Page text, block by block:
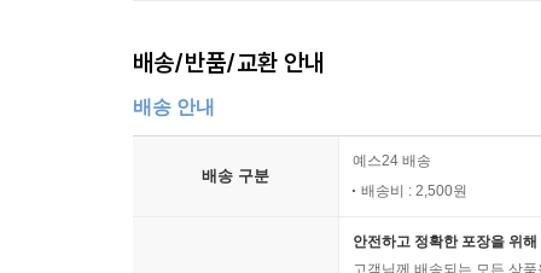
배송/반품/교환 안내
배송 안내
배송 구분
예스24 배송
배송비 : 2,500원
안전하고 정확한 포장을 위
고객님께 배송되는 모든 상